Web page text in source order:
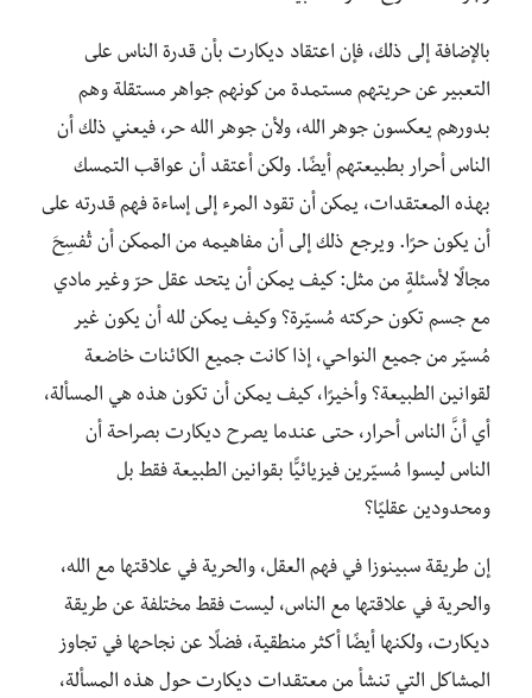
بالإضافة إلى ذلك، فإن اعتقاد ديكارت بأن قدرة الناس على
التعبير عن حريتهم مستمدة من كونهم جواهر مستقلة وهم
بدورهم يعكسون جوهر الله، ولأن جوهر الله حر، فيعني ذلك أن
الناس أحرار بطبيعتهم أيضًا. ولكن أعتقد أن عواقب التمسك
بهذه المعتقدات، يمكن أن تقود المرء إلى إساءة فهم قدرته على
أن يكون حرًا. ويرجع ذلك إلى أن مفاهيمه من الممكن أن تُفسِحَ
مجالًا لأسئلةٍ من مثل: كيف يمكن أن يتحد عقل حرّ وغير مادي
مع جسم تكون حركته مُسيّرة؟ وكيف يمكن لله أن يكون غير
مُسيّر من جميع النواحي، إذا كانت جميع الكائنات خاضعة
لقوانين الطبيعة؟ وأخيرًا، كيف يمكن أن تكون هذه هي المسألة،
أي أنَّ الناس أحرار، حتى عندما يصرح ديكارت بصراحة أن
الناس ليسوا مُسيّرين فيزيائيًّا بقوانين الطبيعة فقط بل
ومحدودين عقليًا؟
إن طريقة سبينوزا في فهم العقل، والحرية في علاقتها مع الله،
والحرية في علاقتها مع الناس، ليست فقط مختلفة عن طريقة
ديكارت، ولكنها أيضًا أكثر منطقية، فضلًا عن نجاحها في تجاوز
المشاكل التي تنشأ من معتقدات ديكارت حول هذه المسألة،